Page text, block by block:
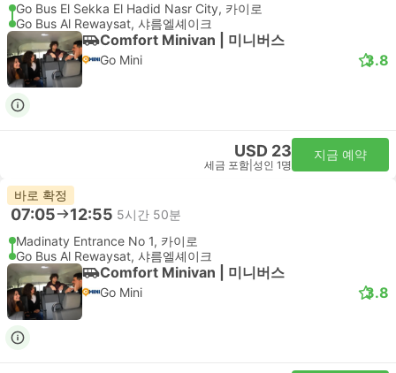
Go Bus El Sekka El Hadid Nasr City, 카이로
Go Bus Al Rewaysat, 샤름엘셰이크
Comfort Minivan | 미니버스
Go Mini 3.8
USD 23
세금 포함 성인 1명
지금 예약
바로 확정
07:05 12:55 5시간 50분
Madinaty Entrance No 1, 카이로
Go Bus Al Rewaysat, 샤름엘셰이크
Comfort Minivan | 미니버스
Go Mini 3.8